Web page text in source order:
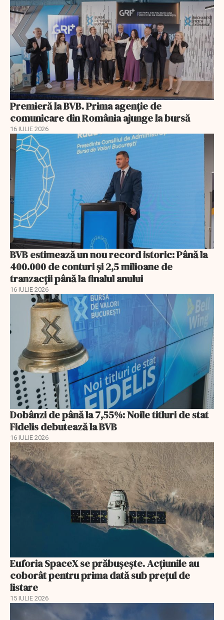
Premieră la BVB. Prima agenție de
comunicare din România ajunge la bursă
16 IULIE 2026
BVB estimează un nou record istoric: Până la
400.000 de conturi și 2,5 milioane de
tranzacții până la finalul anului
16 IULIE 2026
Dobânzi de până la 7,55%: Noile titluri de stat
Fidelis debutează la BVB
16 IULIE 2026
Euforia SpaceX se prăbușește. Acțiunile au
coborât pentru prima dată sub prețul de
listare
15 IULIE 2026